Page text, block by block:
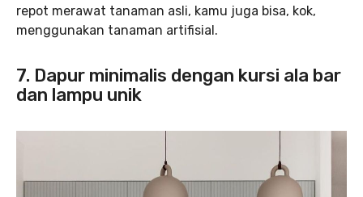
repot merawat tanaman asli, kamu juga bisa, kok,
menggunakan tanaman artifisial.
7. Dapur minimalis dengan kursi ala bar
dan lampu unik